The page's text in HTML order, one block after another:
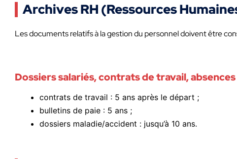
Archives RH (Ressources
Les documents relatifs à la gestion du personnel doivent être
Dossiers salariés, contrats de travail, absences
contrats de travail : 5 ans après le départ ;
bulletins de paie : 5 ans ;
dossiers maladie/accident : jusqu’à 10 ans.